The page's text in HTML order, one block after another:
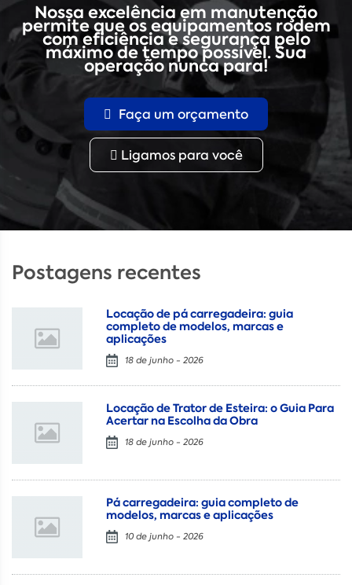
Nossa excelência em manutenção
permite que os equipamentos rodem
com eficiência e segurança pelo
máximo de tempo possível. Sua
operação nunca para!
Faça um orçamento
Ligamos para você
Postagens recentes
Locação de pá carregadeira: guia
completo de modelos, marcas e
aplicações
18 de junho - 2026
Locação de Trator de Esteira: o Guia Para
Acertar na Escolha da Obra
18 de junho - 2026
Pá carregadeira: guia completo de
modelos, marcas e aplicações
10 de junho - 2026